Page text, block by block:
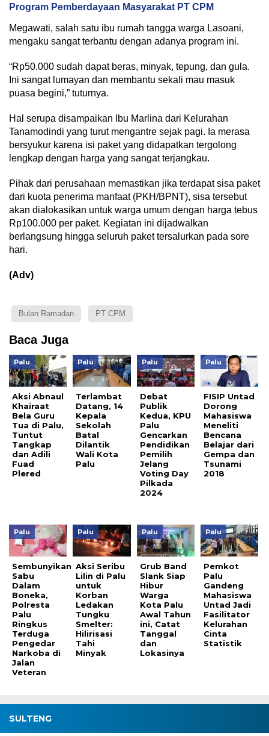
Program Pemberdayaan Masyarakat PT CPM
Megawati, salah satu ibu rumah tangga warga Lasoani,
mengaku sangat terbantu dengan adanya program ini.
“Rp50.000 sudah dapat beras, minyak, tepung, dan gula.
Ini sangat lumayan dan membantu sekali mau masuk
puasa begini,” tuturnya.
Hal serupa disampaikan Ibu Marlina dari Kelurahan
Tanamodindi yang turut mengantre sejak pagi. Ia merasa
bersyukur karena isi paket yang didapatkan tergolong
lengkap dengan harga yang sangat terjangkau.
Pihak dari perusahaan memastikan jika terdapat sisa paket
dari kuota penerima manfaat (PKH/BPNT), sisa tersebut
akan dialokasikan untuk warga umum dengan harga tebus
Rp100.000 per paket. Kegiatan ini dijadwalkan
berlangsung hingga seluruh paket tersalurkan pada sore
hari.
(Adv)
Bulan Ramadan PT CPM
Baca Juga
Palu
Aksi Abnaul
Khairaat
Bela Guru
Tua di Palu,
Tuntut
Tangkap
dan Adili
Fuad
Plered
Palu
Terlambat
Datang, 14
Kepala
Sekolah
Batal
Dilantik
Wali Kota
Palu
Palu
Debat
Publik
Kedua, KPU
Palu
Gencarkan
Pendidikan
Pemilih
Jelang
Voting Day
Pilkada
2024
Palu
FISIP Untad
Dorong
Mahasiswa
Meneliti
Bencana
Belajar dari
Gempa dan
Tsunami
2018
Palu
Sembunyikan
Sabu
Dalam
Boneka,
Polresta
Palu
Ringkus
Terduga
Pengedar
Narkoba di
Jalan
Veteran
Palu
Aksi Seribu
Lilin di Palu
untuk
Korban
Ledakan
Tungku
Smelter:
Hilirisasi
Tahi
Minyak
Palu
Grub Band
Slank Siap
Hibur
Warga
Kota Palu
Awal Tahun
ini, Catat
Tanggal
dan
Lokasinya
Palu
Pemkot
Palu
Gandeng
Mahasiswa
Untad Jadi
Fasilitator
Kelurahan
Cinta
Statistik
SULTENG